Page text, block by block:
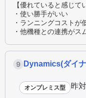
【優れていると感じて
・使い勝手がいい
・ランニングコストが
・他機種との連携がス
Dynamics(ダイ
オンプレミス型 昨対